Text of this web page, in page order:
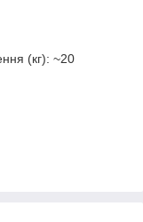
(кг): ~20